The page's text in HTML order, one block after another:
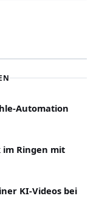
Automation
Ringen mit
KI-Videos bei